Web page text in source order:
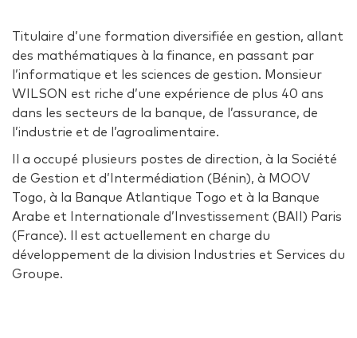
Titulaire d’une formation diversifiée en gestion, allant
des mathématiques à la finance, en passant par
l’informatique et les sciences de gestion. Monsieur
WILSON est riche d’une expérience de plus 40 ans
dans les secteurs de la banque, de l’assurance, de
l’industrie et de l’agroalimentaire.
Il a occupé plusieurs postes de direction, à la Société
de Gestion et d’Intermédiation (Bénin), à MOOV
Togo, à la Banque Atlantique Togo et à la Banque
Arabe et Internationale d’Investissement (BAII) Paris
(France). Il est actuellement en charge du
développement de la division Industries et Services du
Groupe.